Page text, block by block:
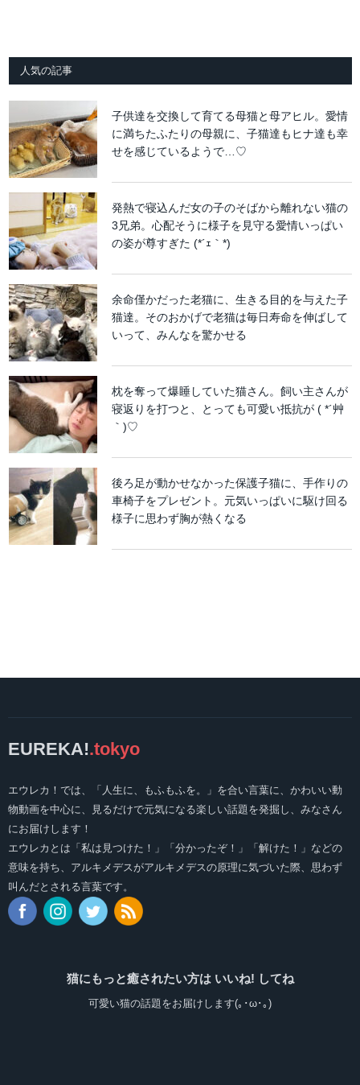
人気の記事
子供達を交換して育てる母猫と母アヒル。愛情
に満ちたふたりの母親に、子猫達もヒナ達も幸
せを感じているようで…♡
発熱で寝込んだ女の子のそばから離れない猫の
3兄弟。心配そうに様子を見守る愛情いっぱい
の姿が尊すぎた (*´ｪ｀*)
余命僅かだった老猫に、生きる目的を与えた子
猫達。そのおかげで老猫は毎日寿命を伸ばして
いって、みんなを驚かせる
枕を奪って爆睡していた猫さん。飼い主さんが
寝返りを打つと、とっても可愛い抵抗が ( *´艸
｀)♡
後ろ足が動かせなかった保護子猫に、手作りの
車椅子をプレゼント。元気いっぱいに駆け回る
様子に思わず胸が熱くなる
EUREKA!.tokyo
エウレカ！では、「人生に、もふもふを。」を合い言葉に、かわいい動
物動画を中心に、見るだけで元気になる楽しい話題を発掘し、みなさん
にお届けします！
エウレカとは「私は見つけた！」「分かったぞ！」「解けた！」などの
意味を持ち、アルキメデスがアルキメデスの原理に気づいた際、思わず
叫んだとされる言葉です。
猫にもっと癒されたい方は いいね! してね
可愛い猫の話題をお届けします(｡･ω･｡)